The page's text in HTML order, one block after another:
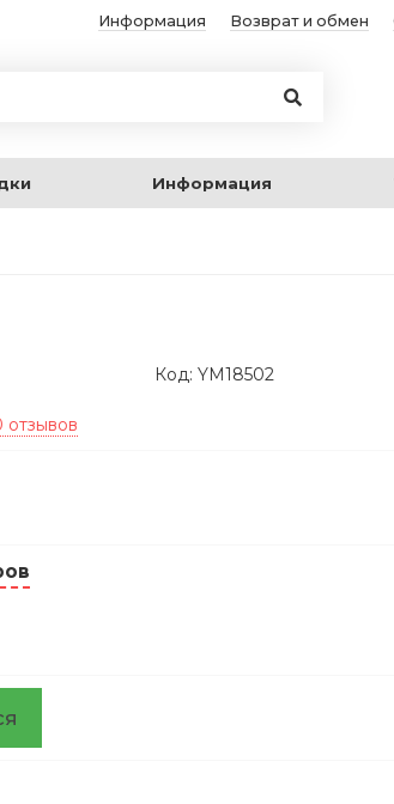
Информация Возврат и обмен
Информация
Код: YM18502
отзывов